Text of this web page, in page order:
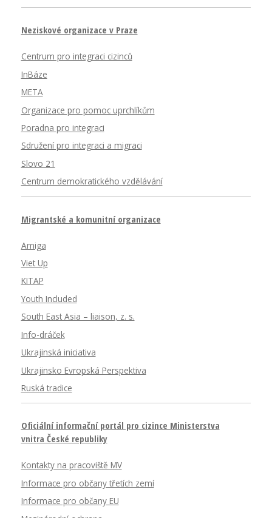
Neziskové organizace v Praze
Centrum pro integraci cizinců
InBáze
META
Organizace pro pomoc uprchlíkům
Poradna pro integraci
Sdružení pro integraci a migraci
Slovo 21
Centrum demokratického vzdělávání
Migrantské a komunitní organizace
Amiga
Viet Up
KITAP
Youth Included
South East Asia – liaison, z. s.
Info-dráček
Ukrajinská iniciativa
Ukrajinsko Evropská Perspektiva
Ruská tradice
Oficiální informační portál pro cizince Ministerstva
vnitra České republiky
Kontakty na pracoviště MV
Informace pro občany třetích zemí
Informace pro občany EU